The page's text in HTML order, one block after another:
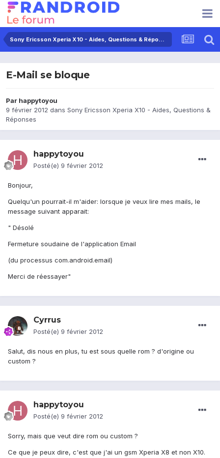
Sony Ericsson Xperia X10 - Aides, Questions & Réponses
E-Mail se bloque
Par happytoyou
9 février 2012 dans Sony Ericsson Xperia X10 - Aides, Questions &
Réponses
happytoyou
Posté(e) 9 février 2012
Bonjour,
Quelqu'un pourrait-il m'aider: lorsque je veux lire mes mails, le
message suivant apparait:
" Désolé
Fermeture soudaine de l'application Email
(du processus com.android.email)
Merci de réessayer"
Cyrrus
Posté(e) 9 février 2012
Salut, dis nous en plus, tu est sous quelle rom ? d'origine ou
custom ?
happytoyou
Posté(e) 9 février 2012
Sorry, mais que veut dire rom ou custom ?
Ce que je peux dire, c'est que j'ai un gsm Xperia X8 et non X10.